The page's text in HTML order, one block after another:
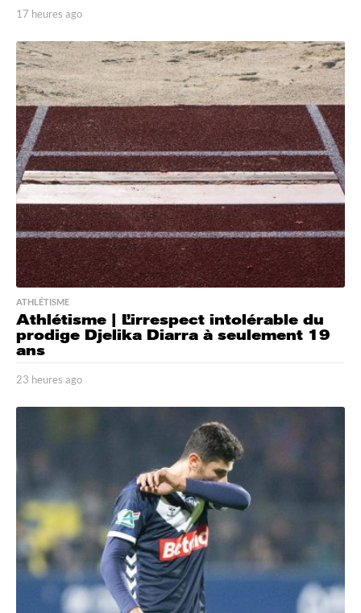
17 heures ago
h
e
u
r
e
s
a
g
o
ATHLÉTISME
Athlétisme | L’irrespect intolérable du
prodige Djelika Diarra à seulement 19
ans
23 heures ago
h
o